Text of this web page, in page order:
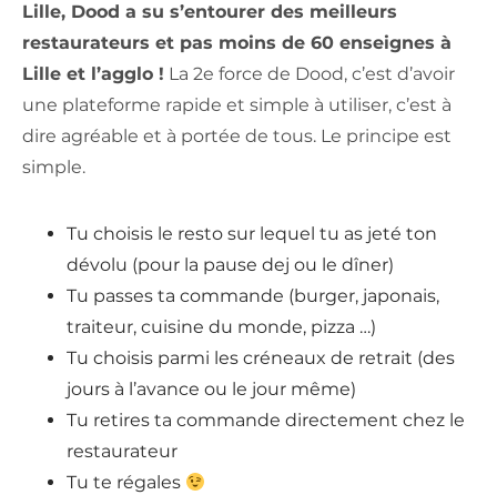
Lille, Dood a su s’entourer des meilleurs
restaurateurs et pas moins de 60 enseignes à
Lille et l’agglo ! La 2e force de Dood, c’est d’avoir
une plateforme rapide et simple à utiliser, c’est à
dire agréable et à portée de tous. Le principe est
simple.
Tu choisis le resto sur lequel tu as jeté ton
dévolu (pour la pause dej ou le dîner)
Tu passes ta commande (burger, japonais,
traiteur, cuisine du monde, pizza …)
Tu choisis parmi les créneaux de retrait (des
jours à l’avance ou le jour même)
Tu retires ta commande directement chez le
restaurateur
Tu te régales